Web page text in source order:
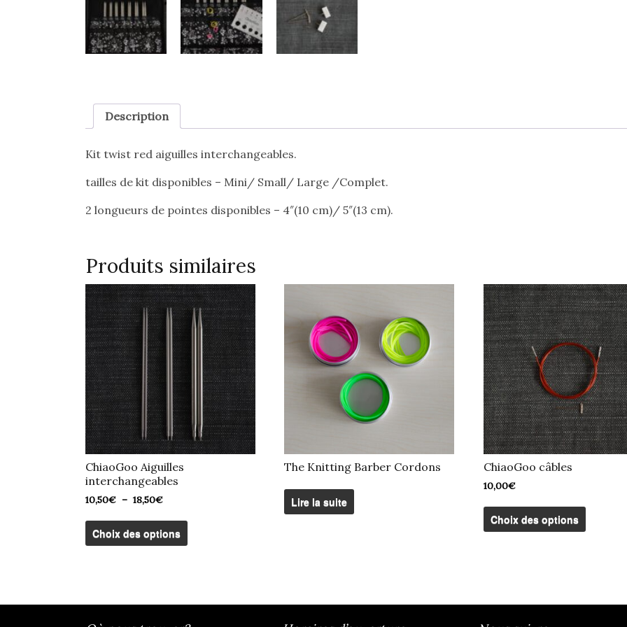
Description
Kit twist red aiguilles interchangeables.
tailles de kit disponibles – Mini/ Small/ Large /Complet.
2 longueurs de pointes disponibles – 4″(10 cm)/ 5″(13 cm).
Produits similaires
ChiaoGoo Aiguilles
interchangeables
10,50€ – 18,50€Plage
prix :
10,50€
à
Choix des options
a
peuvent
The Knitting Barber Cordons
Lire la suite
ChiaoGoo câbles
10,00€
Choix des options
a
être